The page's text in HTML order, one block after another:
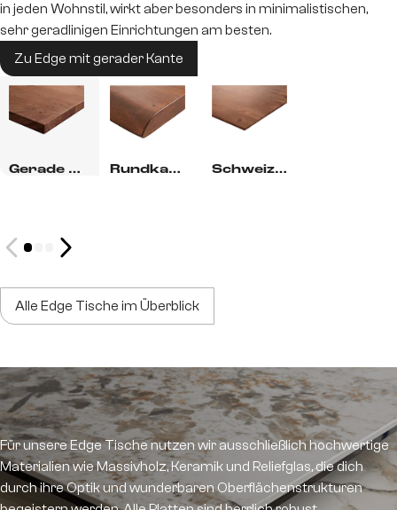
in jeden Wohnstil, wirkt aber besonders in minimalistischen,
sehr geradlinigen Einrichtungen am besten.
Zu Edge mit gerader Kante
Gerade Kante Rundkante Schweizer Kante
Alle Edge Tische im Überblick
Materialien für die
Edge Tischplatten
Für unsere Edge Tische nutzen wir ausschließlich hochwertige
Materialien wie Massivholz, Keramik und Reliefglas, die dich
durch ihre Optik und wunderbaren Oberflächenstrukturen